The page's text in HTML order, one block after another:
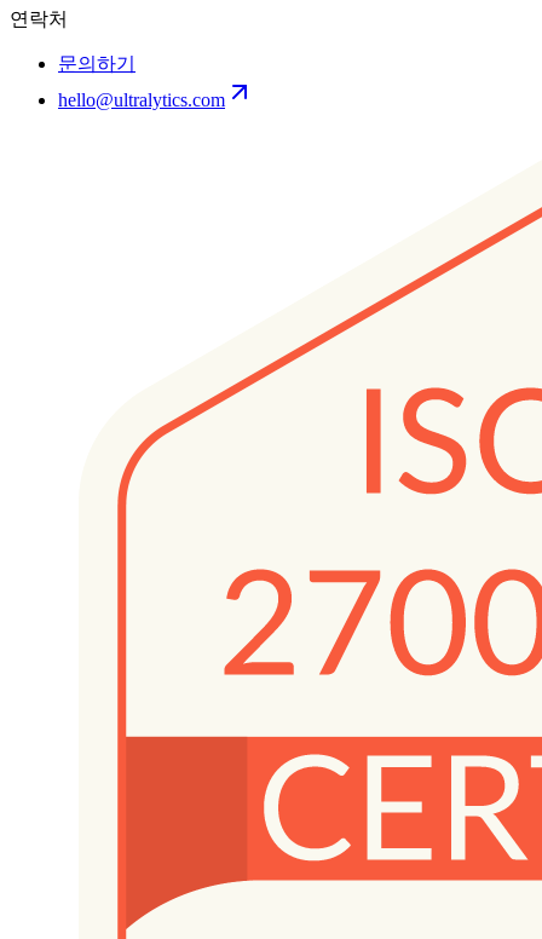
연락처
문의하기
hello@ultralytics.com